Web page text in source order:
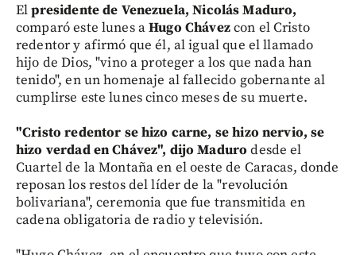
Elpresidente de Venezuela, Nicolás Maduro,
comparó este lunes aHugo Chávezcon el Cristo
redentor y afirmó que él, al igual que el llamado
hijo de Dios, "vino a proteger a los que nada han
tenido", en un homenaje al fallecido gobernante al
cumplirse este lunes cinco meses de su muerte.
"Cristo redentor se hizo carne, se hizo nervio, se
hizo verdad en Chávez", dijo Maduro desde el
Cuartel de la Montaña en el oeste de Caracas, donde
reposan los restos del líder de la "revolución
bolivariana", ceremonia que fue transmitida en
cadena obligatoria de radio y televisión.